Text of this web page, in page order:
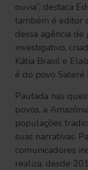
ouvia”, destaca
também é editor
dessa agência
investigativo,
Kátia Brasil e
é do povo Sateré
Pautada nas
povos, a
populações
suas narrativas.
comunicadores
realiza, desde